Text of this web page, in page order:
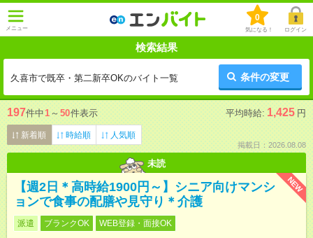
メニュー
0
気になる！ ログイン
検索結果
久喜市で既卒・第二新卒OKのバイト一覧 条件の変更
197件中1 ～ 50件表示 平均時給: 1,425 円
新着順 時給順 人気順
掲載日：2026.08.08
未読
NEW
【週2日＊高時給1900円～】シニア向けマンシ
ョンで食事の配膳や見守り＊介護
派遣 ブランクOK WEB登録・面接OK